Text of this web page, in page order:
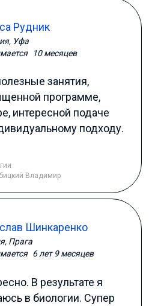
Рудник
Уфа
10 месяцев
занятия,
программе,
интересной подаче
подходу.
Владимир
Шинкаренко
Прага
6 лет 9 месяцев
В результате я
в биологии. Супер